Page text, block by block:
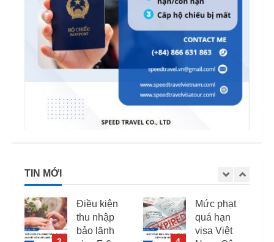
TIN MỚI
Điều kiện
thu nhập
bảo lãnh
Mức phạt
quá hạn
visa Việt